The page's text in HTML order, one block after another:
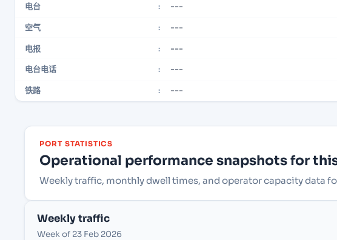
电台 : ---
空气 : ---
电报 : ---
电台电话 : ---
铁路 : ---
PORT STATISTICS
Operational performance snapshots for
Weekly traffic, monthly dwell times, and operator capacity data
Weekly traffic
Week of 23 Feb 2026